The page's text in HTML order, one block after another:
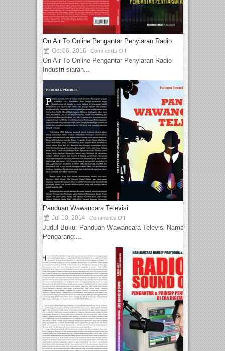
On Air To Online Pengantar Penyiaran Radio
Oct 06, 2016 Comments Off
On Air To Online Pengantar Penyiaran Radio
Industri siaran...
Panduan Wawancara Televisi
Jul 10, 2014 Comments Off
Judul Buku: Panduan Wawancara Televisi Nama
Pengarang:...